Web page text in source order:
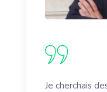
Je cherchais